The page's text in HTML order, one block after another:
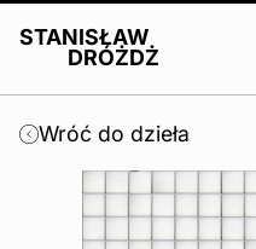
STANISŁAW
DRÓŻDŻ
Wróć do dzieła